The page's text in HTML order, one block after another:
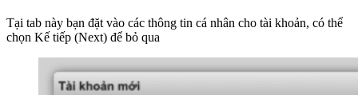
Tại tab này bạn đặt vào các thông tin cá nhân cho tài khoản, có thể
chọn Kế tiếp (Next) để bỏ qua